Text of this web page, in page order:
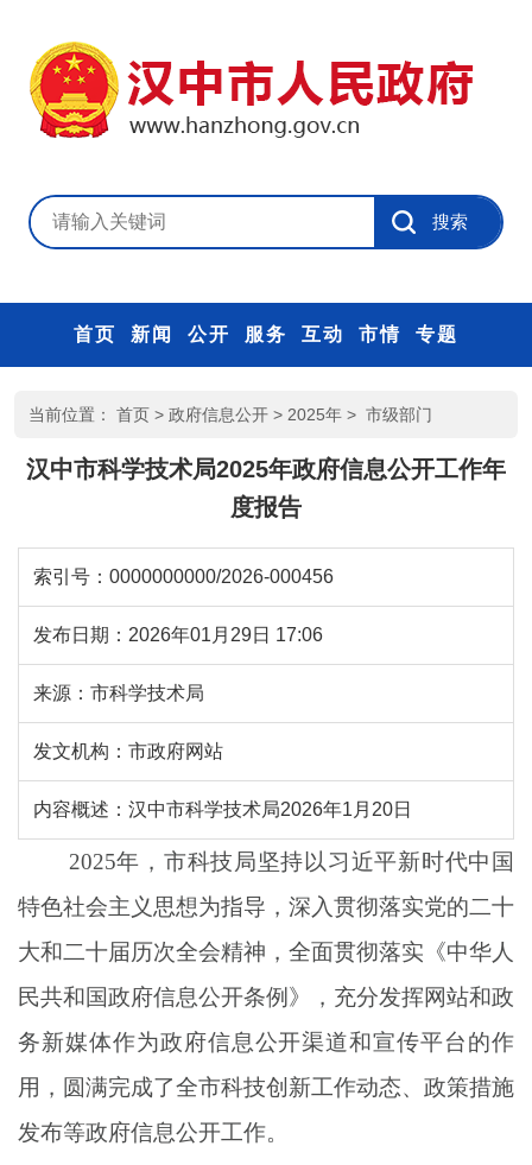
首页 新闻 公开 服务 互动 市情 专题
当前位置： 首页 > 政府信息公开 > 2025年 > 市级部门
汉中市科学技术局2025年政府信息公开工作年
度报告
索引号： 0000000000/2026-000456
发布日期： 2026年01月29日 17:06
来源： 市科学技术局
发文机构： 市政府网站
内容概述： 汉中市科学技术局2026年1月20日
2025年，市科技局坚持以习近平新时代中国
特色社会主义思想为指导，深入贯彻落实党的二十
大和二十届历次全会精神，全面贯彻落实《中华人
民共和国政府信息公开条例》，充分发挥网站和政
务新媒体作为政府信息公开渠道和宣传平台的作
用，圆满完成了全市科技创新工作动态、 政策措施
发布等政府信息公开工作。